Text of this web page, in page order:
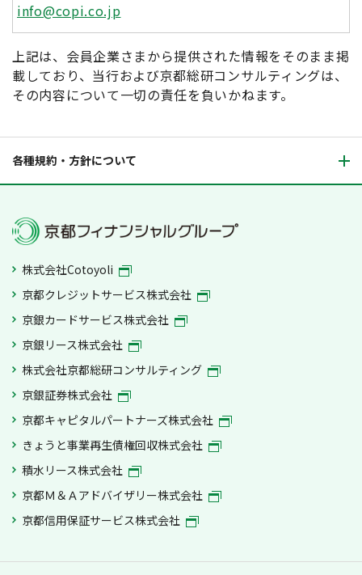
info@copi.co.jp
上記は、会員企業さまから提供された情報をそのまま掲
載しており、当行および京都総研コンサルティングは、
その内容について一切の責任を負いかねます。
各種規約・方針について
株式会社Cotoyoli
京都クレジットサービス株式会社
京銀カードサービス株式会社
京銀リース株式会社
株式会社京都総研コンサルティング
京銀証券株式会社
京都キャピタルパートナーズ株式会社
きょうと事業再生債権回収株式会社
積水リース株式会社
京都Ｍ＆Ａアドバイザリー株式会社
京都信用保証サービス株式会社